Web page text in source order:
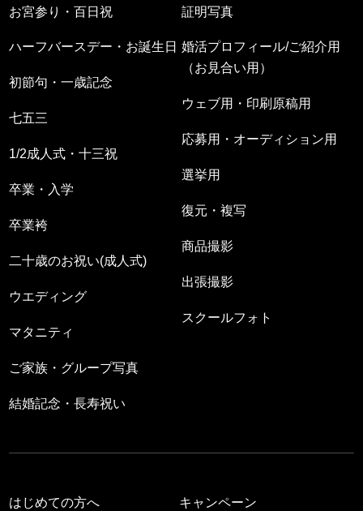
お宮参り・百日祝
ハーフバースデー・お誕生日
初節句・一歳記念
七五三
1/2成人式・十三祝
卒業・入学
卒業袴
二十歳のお祝い(成人式)
ウエディング
マタニティ
ご家族・グループ写真
結婚記念・長寿祝い
証明写真
婚活プロフィール/ご紹介用
（お見合い用）
ウェブ用・印刷原稿用
応募用・オーディション用
選挙用
復元・複写
商品撮影
出張撮影
スクールフォト
はじめての方へ キャンペーン